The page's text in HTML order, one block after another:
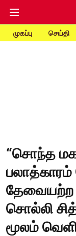
முகப்பு செய்தி
“சொந்த
தேவையற்ற
சொல்லி
மூலம்